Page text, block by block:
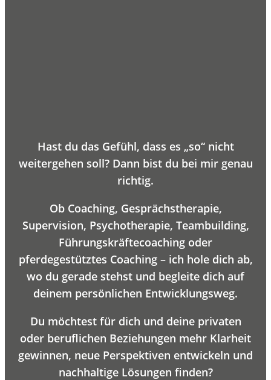
Hast du das Gefühl, dass es „so“ nicht
weitergehen soll? Dann bist du bei mir genau
richtig.
Ob Coaching, Gesprächstherapie,
Supervision, Psychotherapie, Teambuilding,
Führungskräftecoaching oder
pferdegestütztes Coaching – ich hole dich ab,
wo du gerade stehst und begleite dich auf
deinem persönlichen Entwicklungsweg.
Du möchtest für dich und deine privaten
oder beruflichen Beziehungen mehr Klarheit
gewinnen, neue Perspektiven entwickeln und
nachhaltige Lösungen finden?